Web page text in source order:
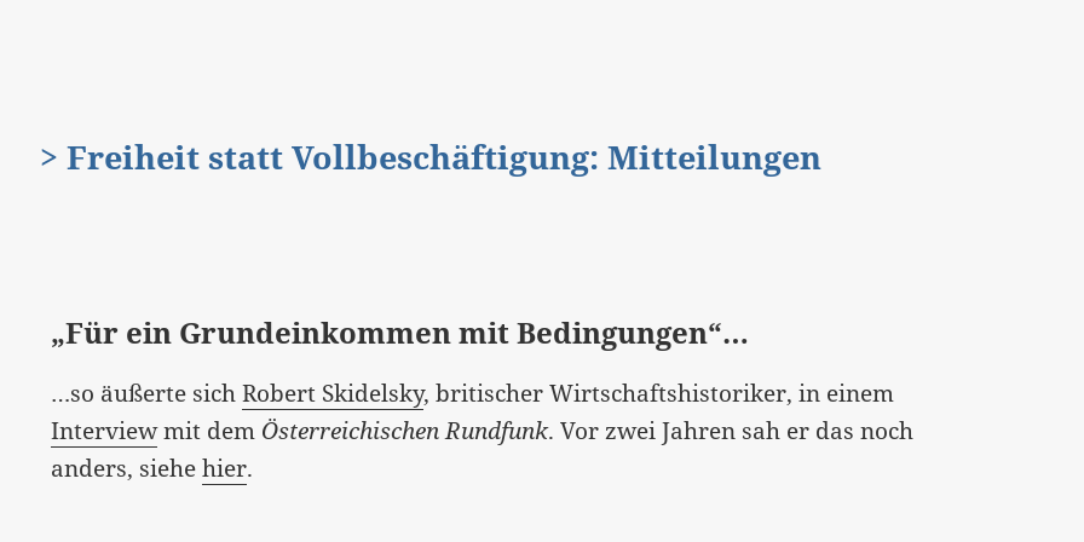
> Freiheit statt Vollbeschäftigung: Mitteilungen
„Für ein Grundeinkommen mit Bedingungen“…
…so äußerte sichRobert Skidelsky, britischer Wirtschaftshistoriker, in einem
Interviewmit dem Österreichischen Rundfunk. Vor zwei Jahren sah er das noch
anders, siehehier.